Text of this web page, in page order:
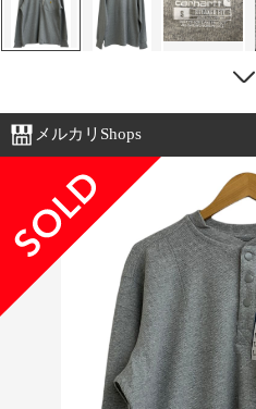
メルカリShops